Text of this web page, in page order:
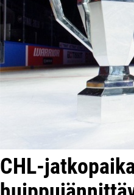
CHL-